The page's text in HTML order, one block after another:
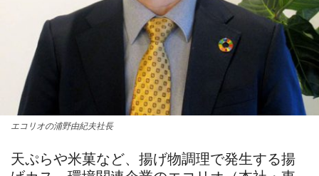
エコリオの浦野由紀夫社長
天ぷらや米菓など、揚げ物調理で発生する揚